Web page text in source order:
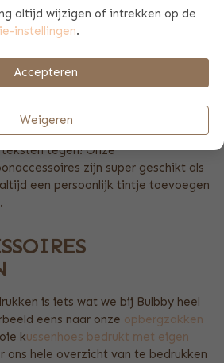
woonaccessoires is iets wat we bij
bedrukken, je kunt er namelijk ook
tekst te laten bedrukken. We
tegen! Onze
zijn super geschikt als
een persoonlijk tintje toevoegen
is iets wat we bij Bulbby heel
eens naar onze opbergzakken
kussenhoes bedrukt met eigen
ons hele overzicht van te bedrukken
altijd wijzigen of intrekken op de
instellingen.
Accepteren
Weigeren